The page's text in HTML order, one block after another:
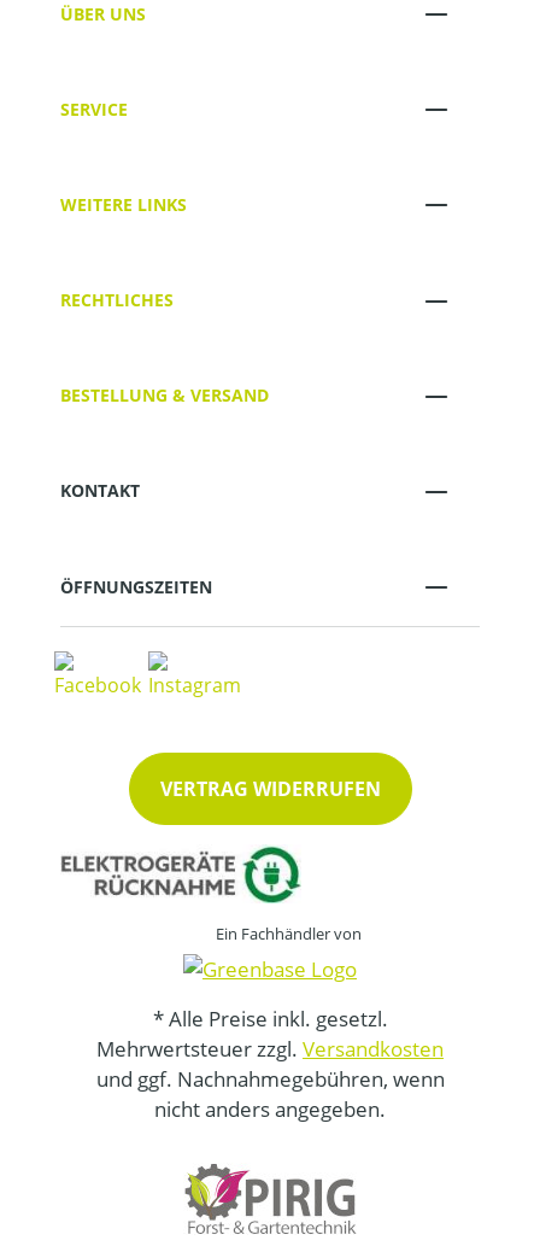
ÜBER UNS
SERVICE
WEITERE LINKS
RECHTLICHES
BESTELLUNG & VERSAND
KONTAKT
ÖFFNUNGSZEITEN
VERTRAG WIDERRUFEN
Ein Fachhändler von
* Alle Preise inkl. gesetzl.
Mehrwertsteuer zzgl. Versandkosten
und ggf. Nachnahmegebühren, wenn
nicht anders angegeben.